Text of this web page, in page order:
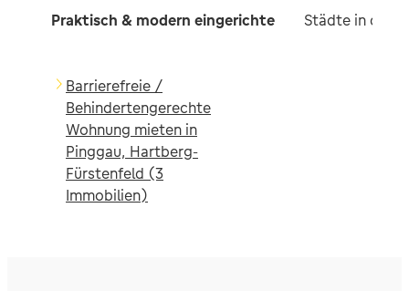
Praktisch & modern eingerichte Städte in der
Barrierefreie /
Behindertengerechte
Wohnung mieten in
Pinggau, Hartberg-
Fürstenfeld (3
Immobilien)